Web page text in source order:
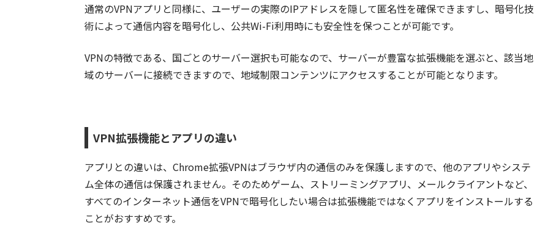
通常のVPNアプリと同様に、ユーザーの実際のIPアドレスを隠して匿名性を確保できますし、暗号化技
術によって通信内容を暗号化し、公共Wi-Fi利用時にも安全性を保つことが可能です。
VPNの特徴である、国ごとのサーバー選択も可能なので、サーバーが豊富な拡張機能を選ぶと、該当地
域のサーバーに接続できますので、地域制限コンテンツにアクセスすることが可能となります。
VPN拡張機能とアプリの違い
アプリとの違いは、Chrome拡張VPNはブラウザ内の通信のみを保護しますので、他のアプリやシステ
ム全体の通信は保護されません。そのためゲーム、ストリーミングアプリ、メールクライアントなど、
すべてのインターネット通信をVPNで暗号化したい場合は拡張機能ではなくアプリをインストールする
ことがおすすめです。